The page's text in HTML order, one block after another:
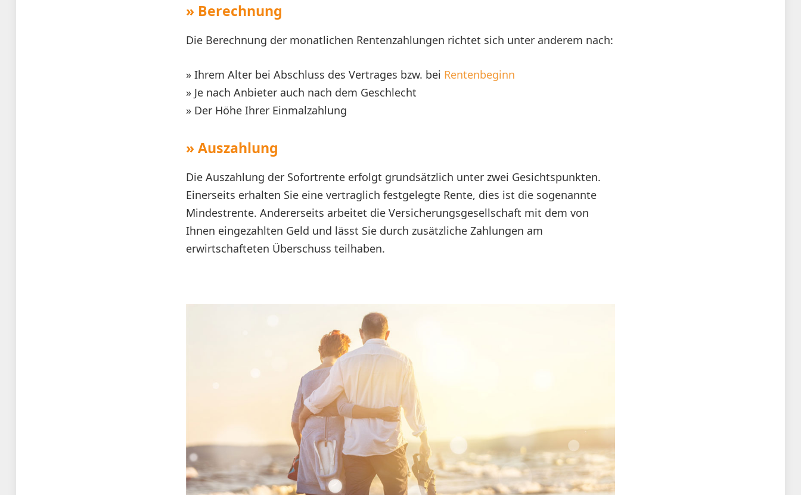
» Berechnung
Die Berechnung der monatlichen Rentenzahlungen richtet sich unter anderem nach:
» Ihrem Alter bei Abschluss des Vertrages bzw. bei Rentenbeginn
» Je nach Anbieter auch nach dem Geschlecht
» Der Höhe Ihrer Einmalzahlung
» Auszahlung
Die Auszahlung der Sofortrente erfolgt grundsätzlich unter zwei Gesichtspunkten.
Einerseits erhalten Sie eine vertraglich festgelegte Rente, dies ist die sogenannte
Mindestrente. Andererseits arbeitet die Versicherungsgesellschaft mit dem von
Ihnen eingezahlten Geld und lässt Sie durch zusätzliche Zahlungen am
erwirtschafteten Überschuss teilhaben.